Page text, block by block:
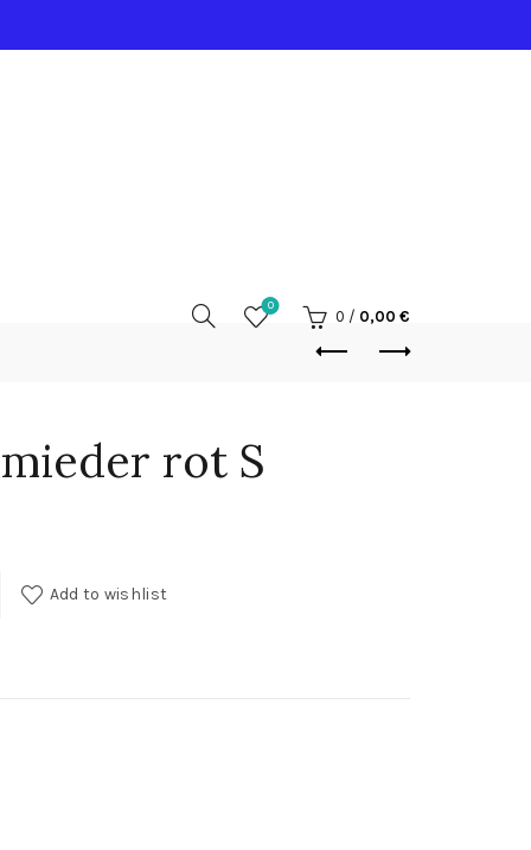
0
0 / 0,00 €
rot S
Add to wishlist